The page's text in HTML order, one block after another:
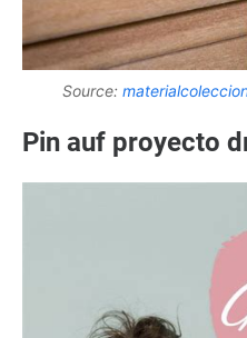
Source:
Pin auf proyecto